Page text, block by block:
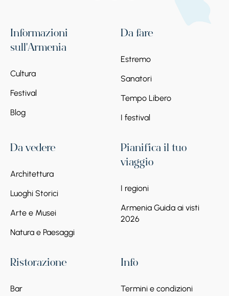
Informazioni
sull'Armenia
Cultura
Festival
Blog
Da fare
Estremo
Sanatori
Tempo Libero
I festival
Da vedere
Architettura
Luoghi Storici
Arte e Musei
Natura e Paesaggi
Pianifica il tuo
viaggio
I regioni
Armenia Guida ai visti
2026
Ristorazione
Bar
Info
Termini e condizioni